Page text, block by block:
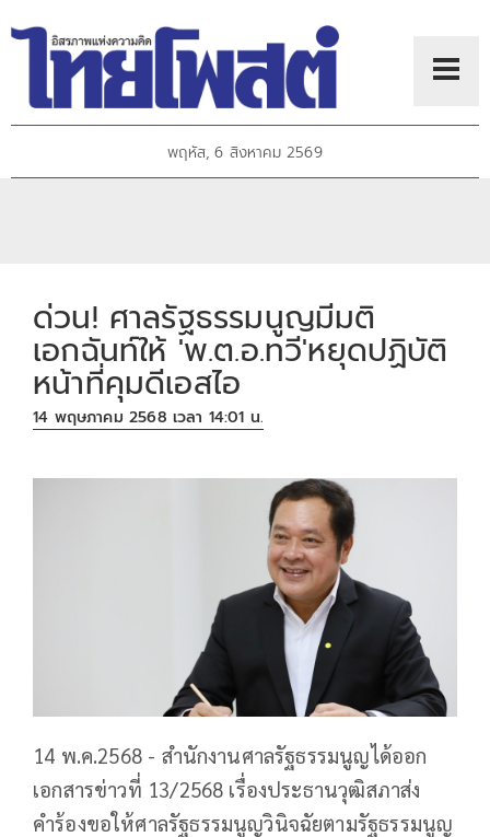
พฤหัส, 6 สิงหาคม 2569
ด่วน! ศาลรัฐธรรมนูญมีมติ
เอกฉันท์ให้ 'พ.ต.อ.ทวี'หยุดปฏิบัติ
หน้าที่คุมดีเอสไอ
14 พฤษภาคม 2568 เวลา 14:01 น.
14 พ.ค.2568 - สำนักงานศาลรัฐธรรมนูญได้ออก
เอกสารข่าวที่ 13/2568 เรื่องประธานวุฒิสภาส่ง
คำร้องขอให้ศาลรัฐธรรมนูญวินิจฉัยตามรัฐธรรมนูญ